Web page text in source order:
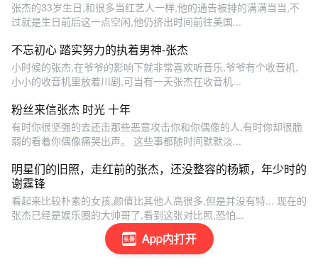
App内打开
张杰的33岁生日,和很多当红艺人一样,他的通告被排的满满当当,不
过就是生日前后这一点空闲,他仍挤出时间前往美国...
不忘初心 踏实努力的执着男神-张杰
小时候的张杰,在爷爷的影响下就非常喜欢听音乐,爷爷有个收音机,
小小的收音机里放着川剧,可当有一天张杰在收音机...
粉丝来信张杰 时光 十年
有时你很坚强的去还击那些恶意攻击你和你偶像的人,有时你却很脆
弱的看着你偶像痛哭出声。 这些事都随时间默默淡...
明星们的旧照，走红前的张杰，还没整容的杨颖，年少时的
谢霆锋
看起来比较朴素的女孩,颜值比其他人高很多,但是并没有特... 现在的
张杰已经是娱乐圈的大帅哥了,看到这张对比照,恐怕...